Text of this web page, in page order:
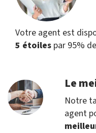
Votre agent est
5 étoiles par 95%
Le
Notre
agent